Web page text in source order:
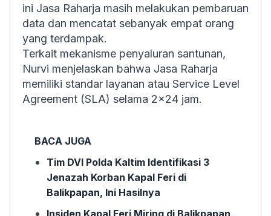
ini Jasa Raharja masih melakukan pembaruan
data dan mencatat sebanyak empat orang
yang terdampak.
Terkait mekanisme penyaluran santunan,
Nurvi menjelaskan bahwa Jasa Raharja
memiliki standar layanan atau Service Level
Agreement (SLA) selama 2x24 jam.
BACA JUGA
Tim DVI Polda Kaltim Identifikasi 3
Jenazah Korban Kapal Feri di
Balikpapan, Ini Hasilnya
Insiden Kapal Feri Miring di Balikpapan,